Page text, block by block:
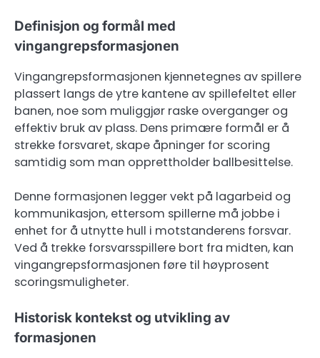
Definisjon og formål med
vingangrepsformasjonen
Vingangrepsformasjonen kjennetegnes av spillere
plassert langs de ytre kantene av spillefeltet eller
banen, noe som muliggjør raske overganger og
effektiv bruk av plass. Dens primære formål er å
strekke forsvaret, skape åpninger for scoring
samtidig som man opprettholder ballbesittelse.
Denne formasjonen legger vekt på lagarbeid og
kommunikasjon, ettersom spillerne må jobbe i
enhet for å utnytte hull i motstanderens forsvar.
Ved å trekke forsvarsspillere bort fra midten, kan
vingangrepsformasjonen føre til høyprosent
scoringsmuligheter.
Historisk kontekst og utvikling av
formasjonen